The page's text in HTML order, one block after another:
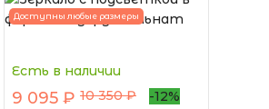
Доступны любые размеры
Есть в наличии
9 095 ₽ 10 350 ₽
-12%